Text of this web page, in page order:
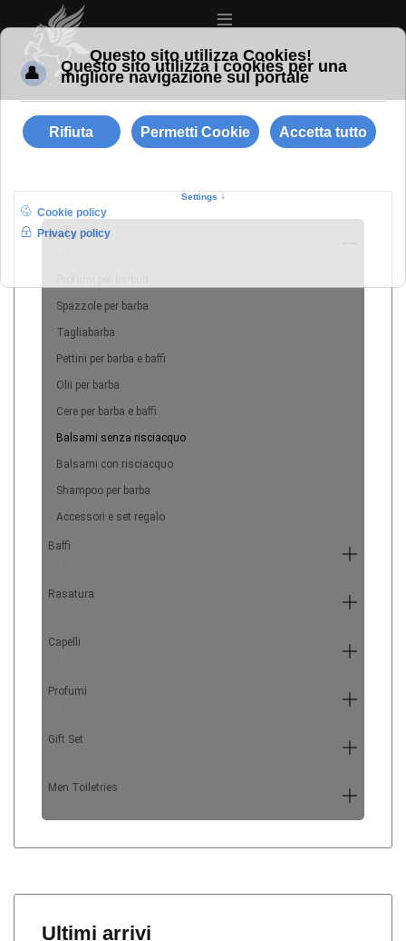
≡
Barba
Spazzole per barba
Tagliabarba
Pettini per barba e baffi
Olii per barba
Cere per barba e baffi
Balsami senza risciacquo
Balsami con risciacquo
Shampoo per barba
Accessori e set regalo
Baffi
Rasatura
Capelli
Profumi
Gift Set
Men Toiletries
Ultimi arrivi